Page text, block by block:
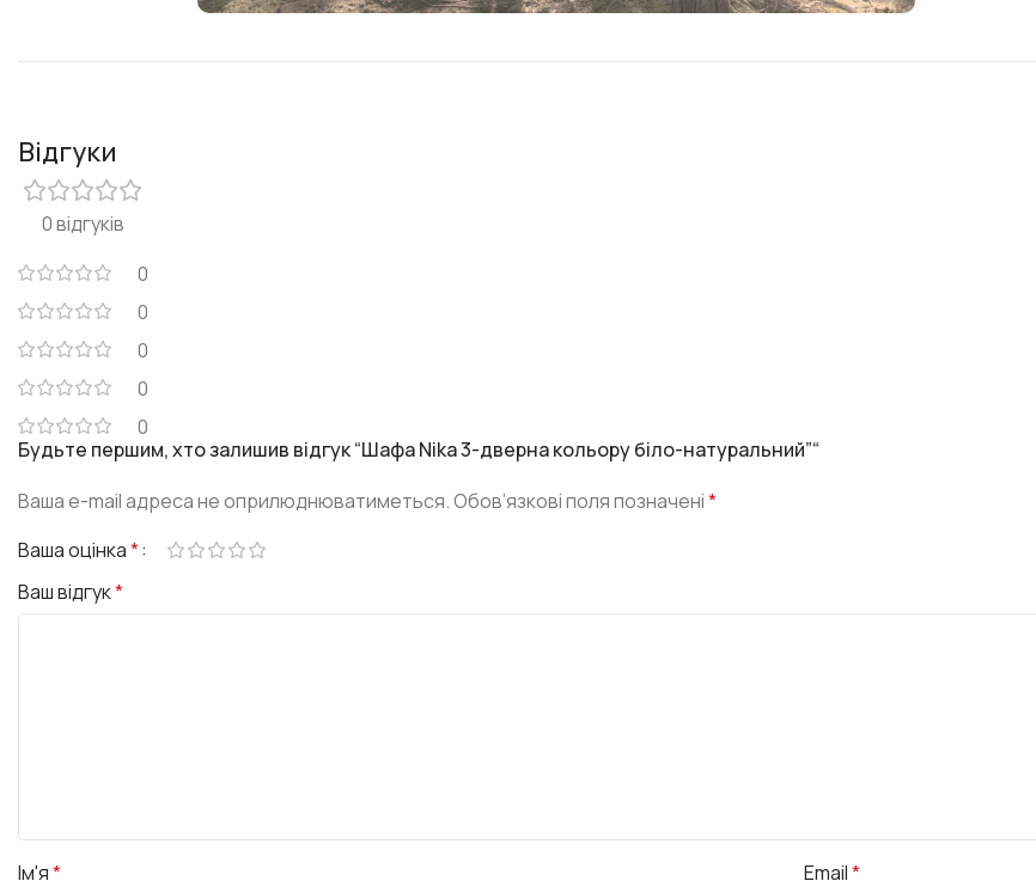
Відгуки
0 відгуків
0
0
0
0
0
Будьте першим, хто залишив відгук “Шафа Nika 3-дверна кольору біло-натуральний”“
Ваша e-mail адреса не оприлюднюватиметься.Обов’язкові поля позначені*
Ваша оцінка*
Ваш відгук*
Ім'я* Email*